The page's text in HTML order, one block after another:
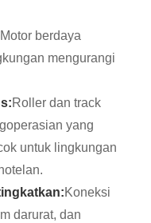
Motor berdaya
mengurangi
Roller dan track
yang
untuk lingkungan
Koneksi
darurat, dan